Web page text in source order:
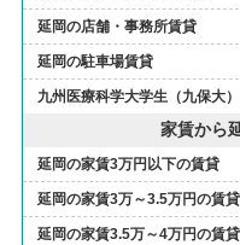
延岡の店舗・事務所賃貸
延岡の駐車場賃貸
九州医療科学大学生（九保大
家賃から
延岡の家賃3万円以下の賃貸
延岡の家賃3万～3.5万円の賃貸
延岡の家賃3.5万～4万円の賃貸